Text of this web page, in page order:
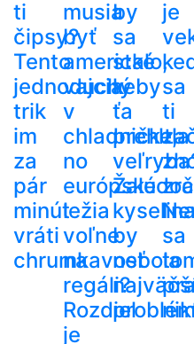
ti
čipsy?
Tento
jednoduchý
trik
im
za
pár
minút
vráti
chrumkavosť
musia
byť
americké
vajcia
v
chladničke,
no
európske
ležia
voľne
na
regáli?
Rozdiel
je
by
sa
stalo,
keby
ťa
prehltla
by
nebola
je
sa
ti
sa